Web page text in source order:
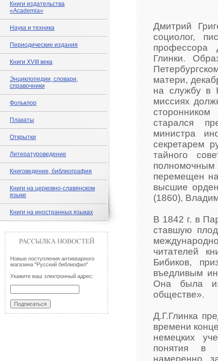
Книги издательства
«Academia»
Наука и техника
Периодические издания
Книги XVIII века
Энциклопедии, словари,
справочники
Фольклор
Плакаты
Открытки
Литературоведение
Книговедение, библиография
Книги на церковно-славянском
языке
Книги на иностранных языках
Новые поступления антикварного
магазина "Русский библиофил"
Укажите ваш электронный адрес:
Дмитрий
социолог,
профессора
Глинки.
матери,
на службу в
миссиях
старался
министра
секретарем
тайного
перемещен
высшие
(1860),
В 1842 г. в
ставшую
читателей
Бибиков,
въедливым
Она была
обществе».
Д.Г.Глинка
времени
немецких
понятия в
намеренно